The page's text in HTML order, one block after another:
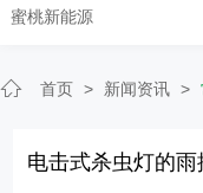
客户案例
人才招聘
首页 > 新闻资讯 >
电击式杀虫灯的